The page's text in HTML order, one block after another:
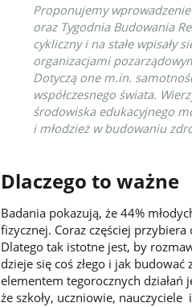
Proponujemy wprowadzenie
oraz Tygodnia Budowania
cykliczny i na stałe wpisały
organizacjami
Dotyczą one m.in.
współczesnego świata.
środowiska edukacyjnego
i młodzież w budowaniu
Dlaczego to ważne
Badania pokazują, że 44%
fizycznej. Coraz częściej
Dlatego tak istotne jest, by
dzieje się coś złego i jak
elementem tegorocznych działań
że szkoły, uczniowie,